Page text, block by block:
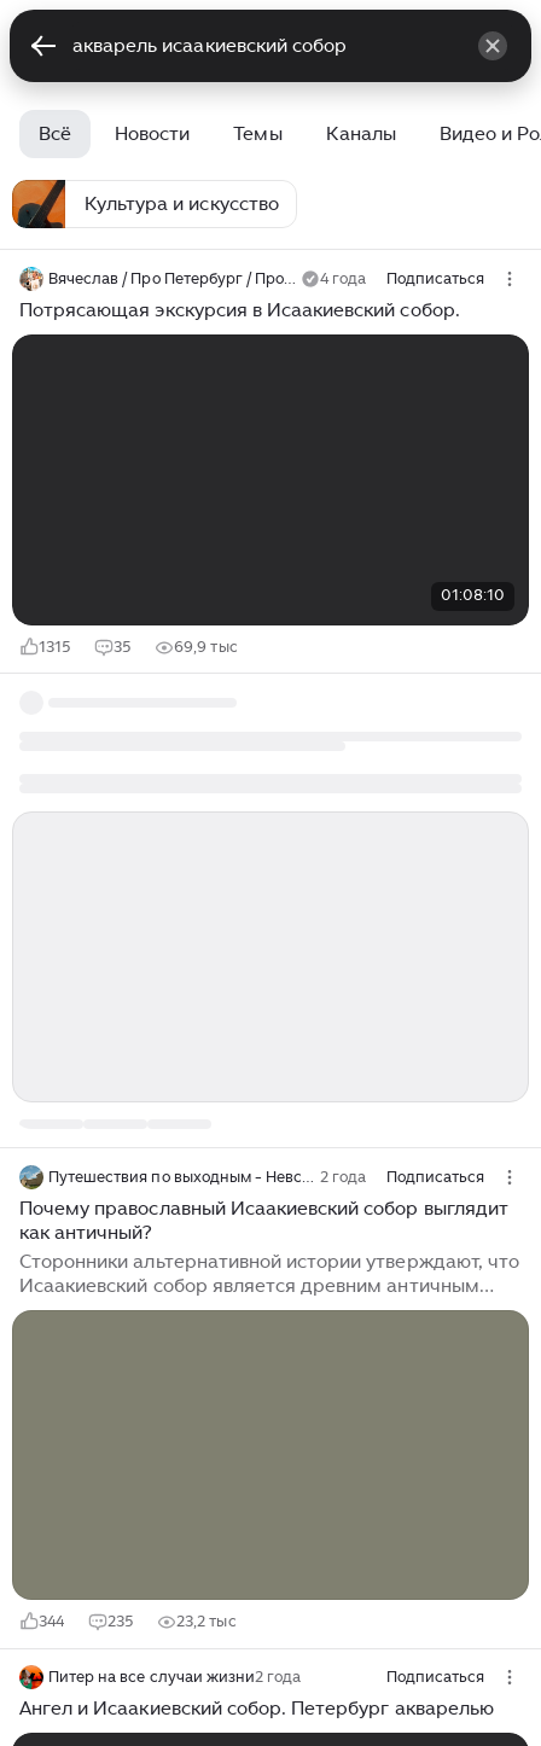
Всё Новости Темы Каналы Видео и
Культура и искусство
Вячеслав / Про Петербург / Прогулки 4 года Подписаться
Потрясающая экскурсия в Исаакиевский собор.
01:08:10
1315 35 69,9 тыс
2 года Подписаться
Почему православный Исаакиевский собор выглядит
как античный?
Сторонники альтернативной истории утверждают, что
Исаакиевский собор является древним античным
сооружением, которое восстановили при Романовых.
344 235 23,2 тыс
Питер на все случаи жизни2 года Подписаться
Ангел и Исаакиевский собор. Петербург акварелью